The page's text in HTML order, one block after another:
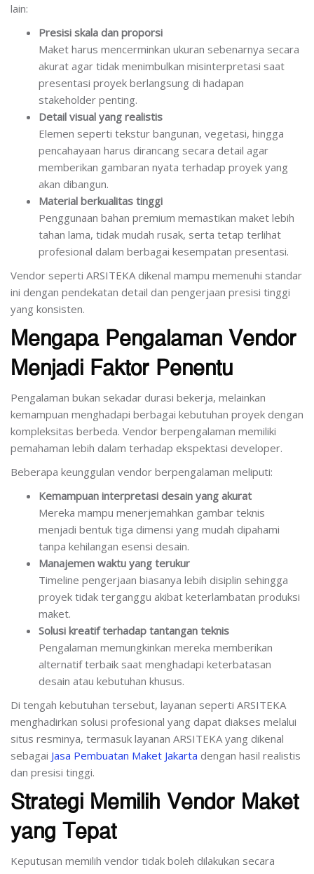
lain:
Presisi skala dan proporsi
Maket harus mencerminkan ukuran sebenarnya secara
akurat agar tidak menimbulkan misinterpretasi saat
presentasi proyek berlangsung di hadapan
stakeholder penting.
Detail visual yang realistis
Elemen seperti tekstur bangunan, vegetasi, hingga
pencahayaan harus dirancang secara detail agar
memberikan gambaran nyata terhadap proyek yang
akan dibangun.
Material berkualitas tinggi
Penggunaan bahan premium memastikan maket lebih
tahan lama, tidak mudah rusak, serta tetap terlihat
profesional dalam berbagai kesempatan presentasi.
Vendor seperti ARSITEKA dikenal mampu memenuhi standar
ini dengan pendekatan detail dan pengerjaan presisi tinggi
yang konsisten.
Mengapa Pengalaman Vendor
Menjadi Faktor Penentu
Pengalaman bukan sekadar durasi bekerja, melainkan
kemampuan menghadapi berbagai kebutuhan proyek dengan
kompleksitas berbeda. Vendor berpengalaman memiliki
pemahaman lebih dalam terhadap ekspektasi developer.
Beberapa keunggulan vendor berpengalaman meliputi:
Kemampuan interpretasi desain yang akurat
Mereka mampu menerjemahkan gambar teknis
menjadi bentuk tiga dimensi yang mudah dipahami
tanpa kehilangan esensi desain.
Manajemen waktu yang terukur
Timeline pengerjaan biasanya lebih disiplin sehingga
proyek tidak terganggu akibat keterlambatan produksi
maket.
Solusi kreatif terhadap tantangan teknis
Pengalaman memungkinkan mereka memberikan
alternatif terbaik saat menghadapi keterbatasan
desain atau kebutuhan khusus.
Di tengah kebutuhan tersebut, layanan seperti ARSITEKA
menghadirkan solusi profesional yang dapat diakses melalui
situs resminya, termasuk layanan ARSITEKA yang dikenal
sebagai Jasa Pembuatan Maket Jakarta dengan hasil realistis
dan presisi tinggi.
Strategi Memilih Vendor Maket
yang Tepat
Keputusan memilih vendor tidak boleh dilakukan secara